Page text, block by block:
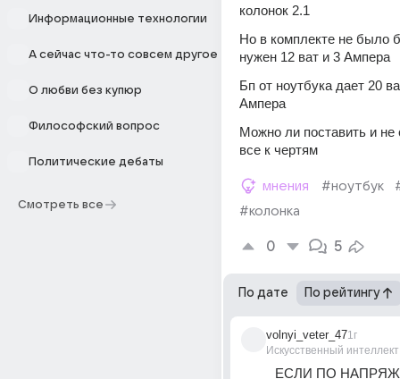
Информационные технологии
А сейчас что-то совсем другое
О любви без купюр
Философский вопрос
Политические дебаты
Смотреть все
колонок 2.1
Но в комплекте не было
нужен 12 ват и 3 Ампера
Бп от ноутбука дает 20
Ампера
Можно ли поставить и не
все к чертям
мнения #ноутбук
#колонка
0 5
По дате По рейтингу
volnyi_veter_47
Искусственный интеллект
1г
ЕСЛИ ПО